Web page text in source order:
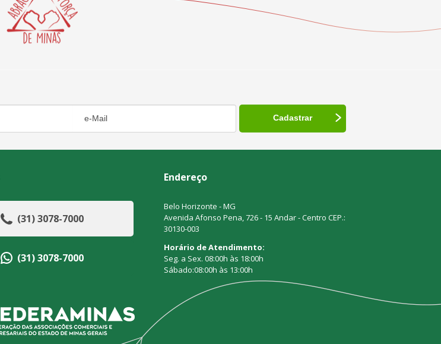
(31) 3078-7000
(31) 3078-7000
Endereço
Belo Horizonte - MG
Avenida Afonso Pena, 726 - 15 Andar - Centro CEP.:
30130-003
Horário de Atendimento:
Seg. a Sex. 08:00h às 18:00h
Sábado:08:00h às 13:00h